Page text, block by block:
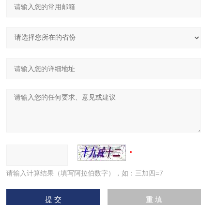
请输入计算结果（填写阿拉伯数字），如：三加四=7